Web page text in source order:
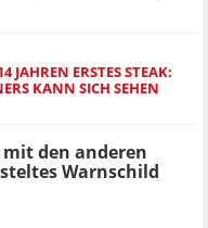
JAHREN ERSTES STEAK:
KANN SICH SEHEN
den anderen
Warnschild